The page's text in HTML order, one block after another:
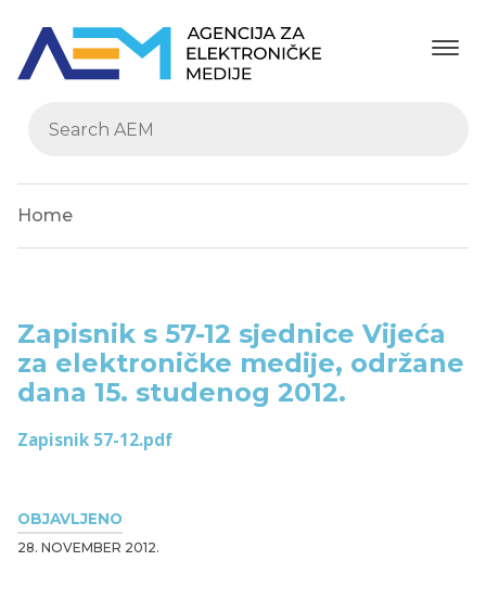
Home
OBJAVLJENO
28. NOVEMBER 2012.
Zapisnik s 57-12 sjednice Vijeća
za elektroničke medije, održane
dana 15. studenog 2012.
Zapisnik 57-12.pdf